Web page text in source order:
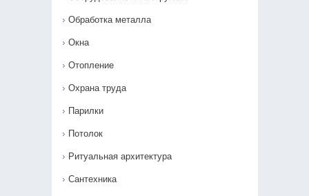
Обработка металла
Окна
Отопление
Охрана труда
Парилки
Потолок
Ритуальная архитектура
Сантехника